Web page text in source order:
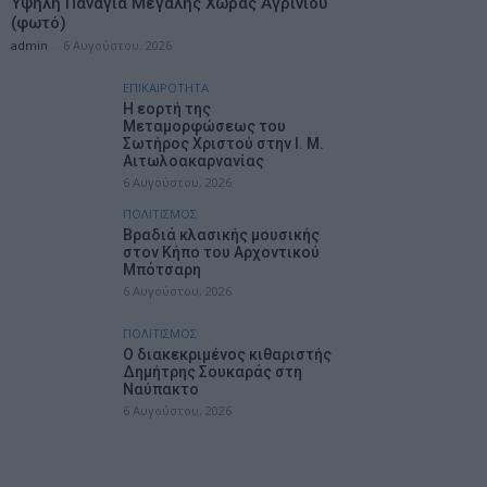
(φωτό)
admin 6 Αυγούστου, 2026
ΕΠΙΚΑΙΡΟΤΗΤΑ
Η εορτή της
Μεταμορφώσεως του
Σωτήρος Χριστού στην Ι. Μ.
Αιτωλοακαρνανίας
6 Αυγούστου, 2026
ΠΟΛΙΤΙΣΜΟΣ
Βραδιά κλασικής μουσικής
στον Κήπο του Αρχοντικού
Μπότσαρη
6 Αυγούστου, 2026
ΠΟΛΙΤΙΣΜΟΣ
Ο διακεκριμένος κιθαριστής
Δημήτρης Σουκαράς στη
Ναύπακτο
6 Αυγούστου, 2026